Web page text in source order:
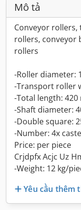
Mô tả
Conveyor
rollers, conveyor
rollers
-Roller diameter:
-Transport roller
-Total length: 420
-Shaft diameter:
-Double square:
-Number: 4x
Price: per piece
Crjdpfx Acjc Uz
-Weight: 12 kg/
Yêu cầu thêm